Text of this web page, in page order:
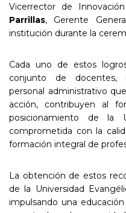
Vicerrector de
Parrillas, Gerente
institución durante la
Cada uno de estos
conjunto de docentes,
personal administrativo
acción, contribuyen al
posicionamiento de la
comprometida con la
formación integral de
La obtención de estos
de la Universidad
impulsando una